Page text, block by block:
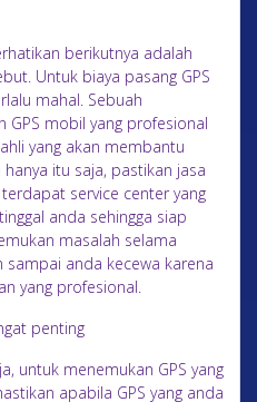
berikutnya adalah
Untuk biaya pasang GPS
mahal. Sebuah
GPS mobil yang profesional
yang akan membantu
itu saja, pastikan jasa
service center yang
anda sehingga siap
masalah selama
sampai anda kecewa karena
yang profesional.
penting
untuk menemukan GPS yang
apabila GPS yang anda